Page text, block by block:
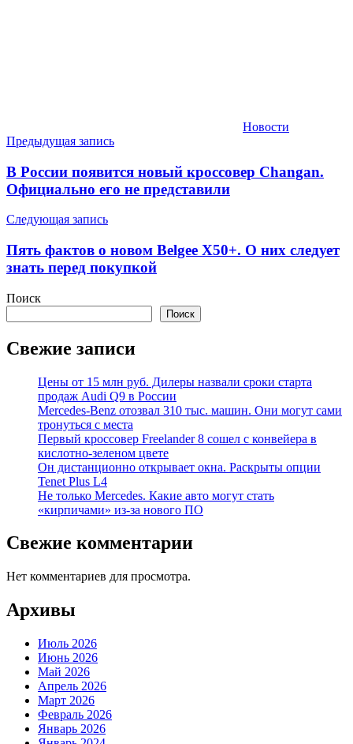
Новости
Навигация
по
записям
Предыдущая запись
В России появится новый кроссовер Changan.
Официально его не представили
Следующая запись
Пять фактов о новом Belgee X50+. О них следует
знать перед покупкой
Поиск
Поиск
Свежие записи
Цены от 15 млн руб. Дилеры назвали сроки старта
продаж Audi Q9 в России
Mercedes-Benz отозвал 310 тыс. машин. Они могут сами
тронуться с места
Первый кроссовер Freelander 8 сошел с конвейера в
кислотно-зеленом цвете
Он дистанционно открывает окна. Раскрыты опции
Tenet Plus L4
Не только Mercedes. Какие авто могут стать
«кирпичами» из-за нового ПО
Свежие комментарии
Нет комментариев для просмотра.
Архивы
Июль 2026
Июнь 2026
Май 2026
Апрель 2026
Март 2026
Февраль 2026
Январь 2026